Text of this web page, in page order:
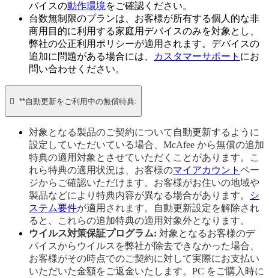
バイスの動作環境をご確認ください。
台数無制限のプランは、お客様が所有する個人的な非
商用目的に利用する家庭用デバイスのみを対象とし、
弊社の公正利用ポリシーが適用されます。デバイスの
追加に問題がある場合には、
カスタマーサポート にお
問い合わせください。
 **自動更新をご利用中の無償特典:
対象となる製品のご契約について自動更新するように
設定していただいている場合、McAfee から無償の追加
特典の適用対象とさせていただくことがあります。こ
れら特典の適用状況は、お客様のマイアカウント ペー
ジからご確認いただけます。お客様がお住いの地域や
製品などにより特典内容が異なる場合があります。
シ
ステム要件が適用されます。自動更新設定を解除され
ると、これらの追加特典の適用対象外となります。
ウイルス対策保証プログラム: 対象となるお客様のデ
バイスからウイルスを弊社が除去できなかった場合、
お客様がその時点でのご契約に対して実際にお支払い
いただいた金額をご返金いたします。PC をご購入時に